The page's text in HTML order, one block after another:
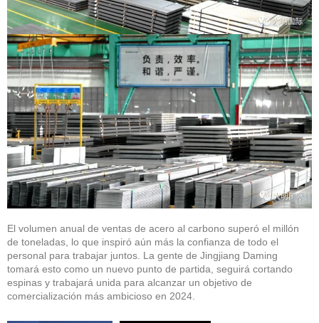
El volumen anual de ventas de acero al carbono superó el millón
de toneladas, lo que inspiró aún más la confianza de todo el
personal para trabajar juntos. La gente de Jingjiang Daming
tomará esto como un nuevo punto de partida, seguirá cortando
espinas y trabajará unida para alcanzar un objetivo de
comercialización más ambicioso en 2024.